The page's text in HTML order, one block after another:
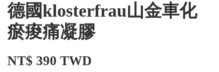
德國klosterfrau山金車化
瘀痠痛凝膠
NT$ 390 TWD